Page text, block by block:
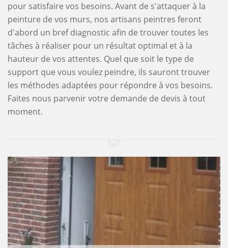
pour satisfaire vos besoins. Avant de s'attaquer à la
peinture de vos murs, nos artisans peintres feront
d'abord un bref diagnostic afin de trouver toutes les
tâches à réaliser pour un résultat optimal et à la
hauteur de vos attentes. Quel que soit le type de
support que vous voulez peindre, ils sauront trouver
les méthodes adaptées pour répondre à vos besoins.
Faites nous parvenir votre demande de devis à tout
moment.